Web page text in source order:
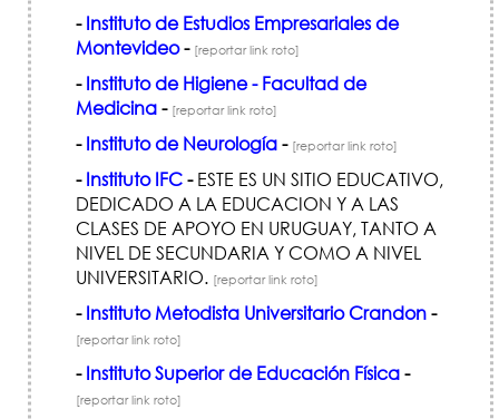
- Instituto de Estudios Empresariales de
Montevideo- [reportar link roto]
- Instituto de Higiene - Facultad de
Medicina- [reportar link roto]
- Instituto de Neurología- [reportar link roto]
- Instituto IFC-ESTE ES UN SITIO EDUCATIVO,
DEDICADO A LA EDUCACION Y A LAS
CLASES DE APOYO EN URUGUAY, TANTO A
NIVEL DE SECUNDARIA Y COMO A NIVEL
UNIVERSITARIO. [reportar link roto]
- Instituto Metodista Universitario Crandon-
[reportar link roto]
- Instituto Superior de Educación Física-
[reportar link roto]